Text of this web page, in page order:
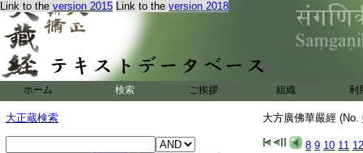
Link to the version 2015 Link to the version 2018
ホーム 検索 ご挨拶 組織 利
大正蔵検索 大方廣佛華嚴經 (No.
8 9 10 11 12
羅王。得善觀察一
動地力緊那羅王。
解脱門。威猛主緊
羅心巧攝御解脱門
世間所有安樂事
導師利益諸衆生
出生一切諸喜樂
能令見者不唐捐